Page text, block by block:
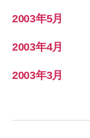
2003年5月
2003年4月
2003年3月